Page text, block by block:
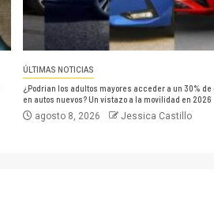
ÚLTIMAS NOTICIAS
¿Podrían los adultos mayores acceder a un 30%
en autos nuevos? Un vistazo a la movilidad en 2026
agosto 8, 2026 Jessica Castillo